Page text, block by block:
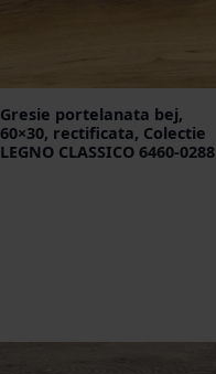
Gresie portelanata bej,
60×30, rectificata, Colectie
LEGNO CLASSICO 6460-0288